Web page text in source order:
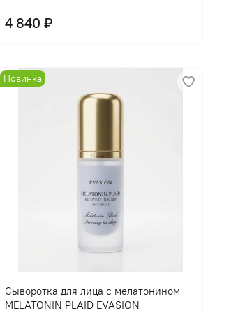
4 840 ₽
Новинка
Сыворотка для лица с мелатонином
MELATONIN PLAID EVASION
В корзину